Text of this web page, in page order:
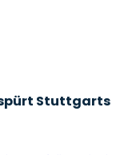
spürt Stuttgarts